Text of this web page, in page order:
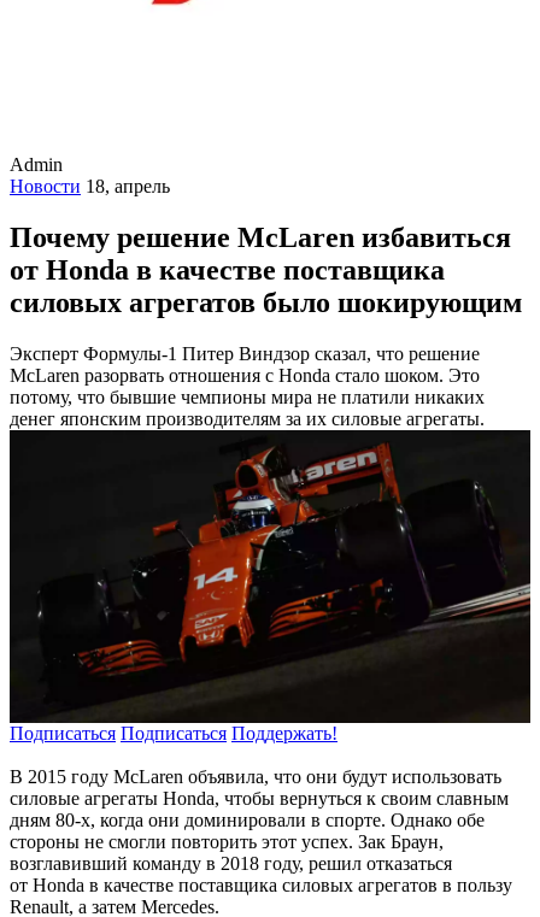
Admin
Новости 18, апрель
Почему решение McLaren избавиться
от Honda в качестве поставщика
силовых агрегатов было шокирующим
Эксперт Формулы-1 Питер Виндзор сказал, что решение
McLaren разорвать отношения с Honda стало шоком. Это
потому, что бывшие чемпионы мира не платили никаких
денег японским производителям за их силовые агрегаты.
Подписаться Подписаться Поддержать!
В 2015 году McLaren объявила, что они будут использовать
силовые агрегаты Honda, чтобы вернуться к своим славным
дням 80-х, когда они доминировали в спорте. Однако обе
стороны не смогли повторить этот успех. Зак Браун,
возглавивший команду в 2018 году, решил отказаться
от Honda в качестве поставщика силовых агрегатов в пользу
Renault, а затем Mercedes.